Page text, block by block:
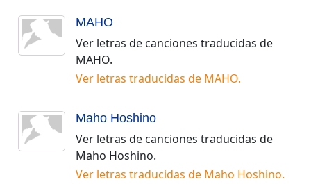
MAHO
Ver letras de canciones traducidas de
MAHO.
Ver letras traducidas de MAHO.
Maho Hoshino
Ver letras de canciones traducidas de
Maho Hoshino.
Ver letras traducidas de Maho Hoshino.